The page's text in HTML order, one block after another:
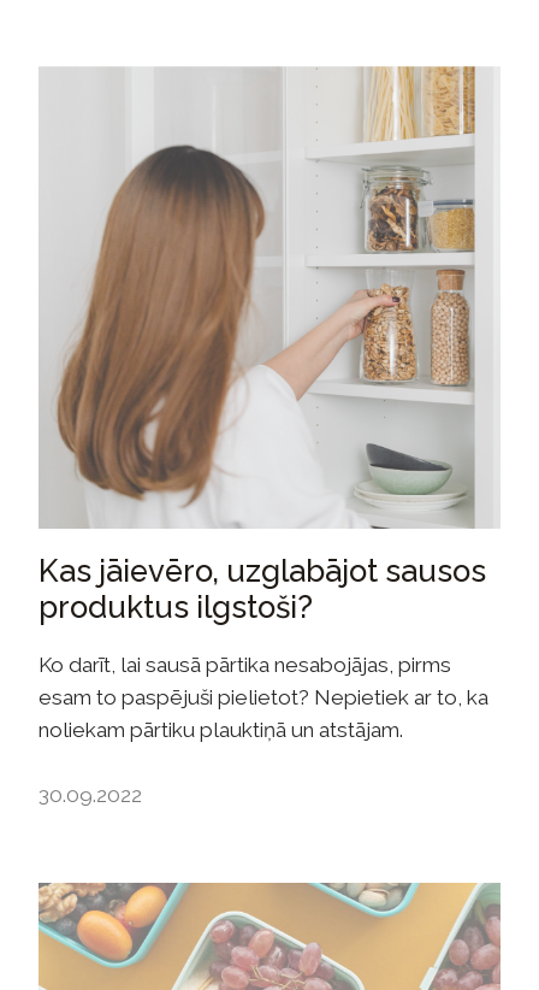
Kas jāievēro, uzglabājot sausos
produktus ilgstoši?
Ko darīt, lai sausā pārtika nesabojājas, pirms
esam to paspējuši pielietot? Nepietiek ar to, ka
noliekam pārtiku plauktiņā un atstājam.
30.09.2022